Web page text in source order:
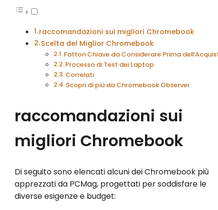
raccomandazioni sui migliori Chromebook
Scelta del Miglior Chromebook
Fattori Chiave da Considerare Prima
Processo di Test dei Laptop
Correlati
Scopri di più da Chromebook Observer
raccomandazioni sui
migliori Chromebook
Di seguito sono elencati alcuni dei Chromebook più
apprezzati da PCMag, progettati per soddisfare le
diverse esigenze e budget: